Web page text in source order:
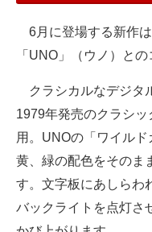
6月に登場する新作
「UNO」（ウノ）と
クラシカルなデジタ
1979年発売のクラシ
用。UNOの「ワイルド
黄、緑の配色をそのま
す。文字板にあしらわ
バックライトを点灯さ